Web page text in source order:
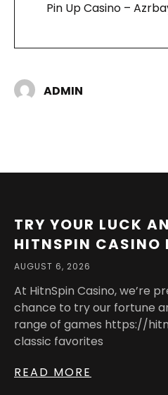
Pin Up Casino –
ADMIN
TRY YOUR LUCK
HITNSPIN CASINO
AUGUST 6, 2026
At HitnSpin Casino, we’re
chance to try our fortune
range of games https://
classic favorites
READ MORE